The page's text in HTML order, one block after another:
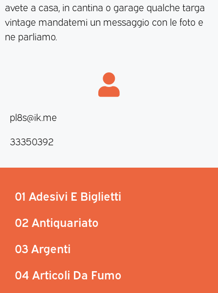
avete a casa, in cantina o garage qualche targa
vintage mandatemi un messaggio con le foto e
ne parliamo.
pl8s@ik.me
33350392
01 Adesivi E Biglietti
02 Antiquariato
03 Argenti
04 Articoli Da Fumo